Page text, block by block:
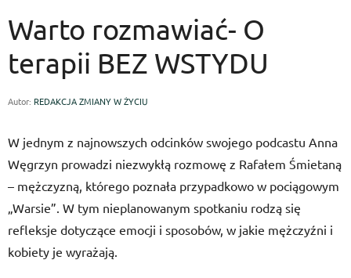
Warto rozmawiać- O
terapii BEZ WSTYDU
Autor: REDAKCJA ZMIANY W ŻYCIU
W jednym z najnowszych odcinków swojego podcastu Anna
Węgrzyn prowadzi niezwykłą rozmowę z Rafałem Śmietaną
– mężczyzną, którego poznała przypadkowo w pociągowym
„Warsie”. W tym nieplanowanym spotkaniu rodzą się
refleksje dotyczące emocji i sposobów, w jakie mężczyźni i
kobiety je wyrażają.